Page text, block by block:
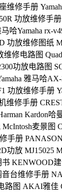
维修手册
功放维修手册
马哈Yamaha rx-
功放维修图纸
维修电路图
功放电路图
雅马哈
功放维修手册
维修手册
Kardon哈
McIntosh麦景图
手册
功放 MJ15025
书 KENWOOD
音台维修手册
路图 AKAI雅佳